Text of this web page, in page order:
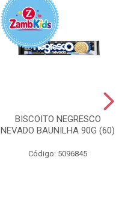
BISCOITO NEGRESCO
NEVADO BAUNILHA 90G (60)
Código: 5096845